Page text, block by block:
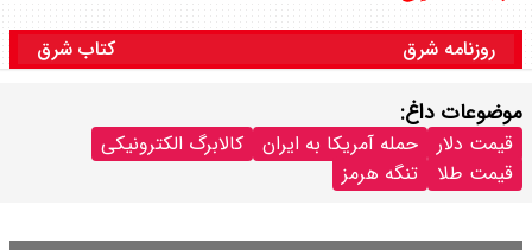
روزنامه شرق کتاب شرق
موضوعات داغ:
قیمت دلار حمله آمریکا به ایران
کالابرگ الکترونیکی
قیمت طلا
تنگه هرمز